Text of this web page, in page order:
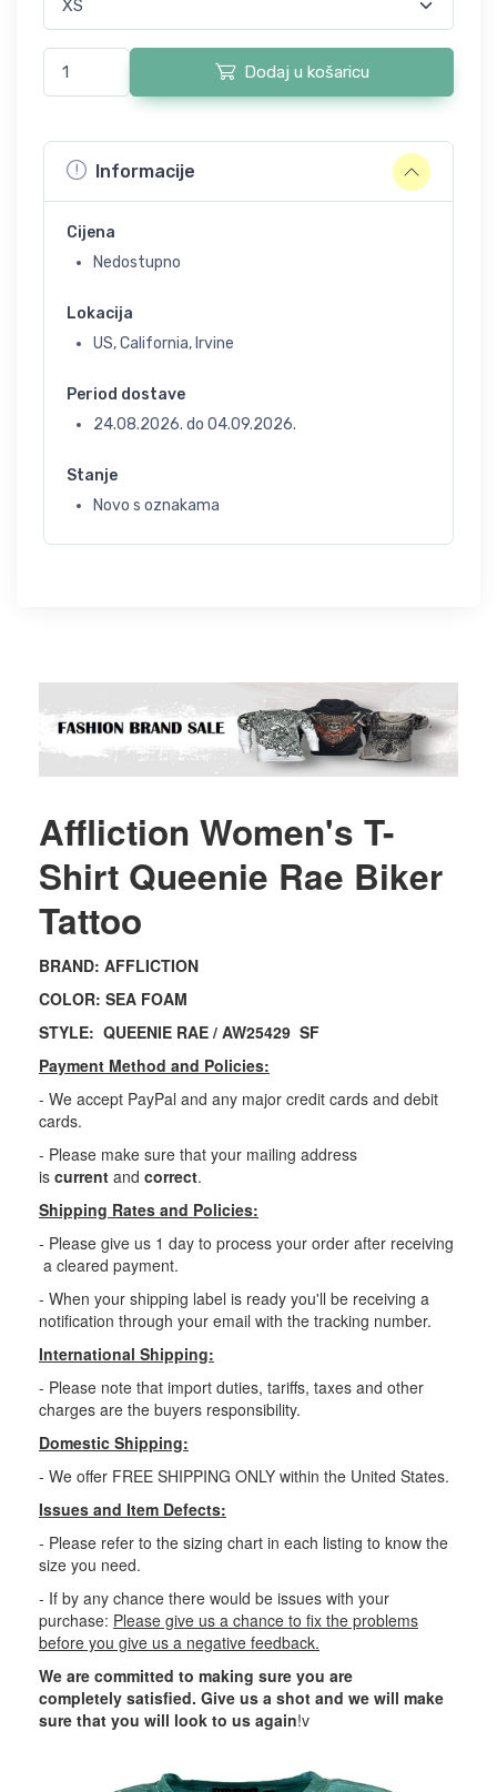
Dodaj u košaricu
Informacije
Cijena
Nedostupno
Lokacija
US, California, Irvine
Period dostave
24.08.2026. do 04.09.2026.
Stanje
Novo s oznakama